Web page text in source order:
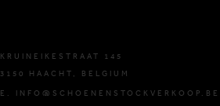
KRUINEIKESTRAAT 145
3150 HAACHT, BELGIUM
E. INFO@SCHOENENSTOCKVERKOOP.BE